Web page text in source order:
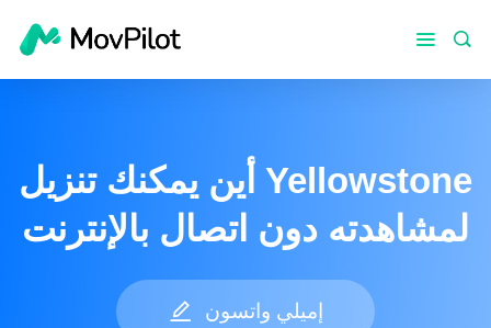
أين يمكنك تنزيل Yellowstone
لمشاهدته دون اتصال بالإنترنت
إميلي واتسون